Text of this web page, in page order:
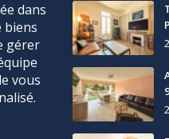
dans
biens
gérer
vous